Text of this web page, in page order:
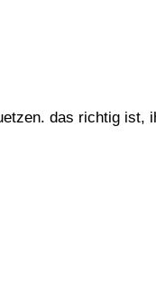
das richtig ist,